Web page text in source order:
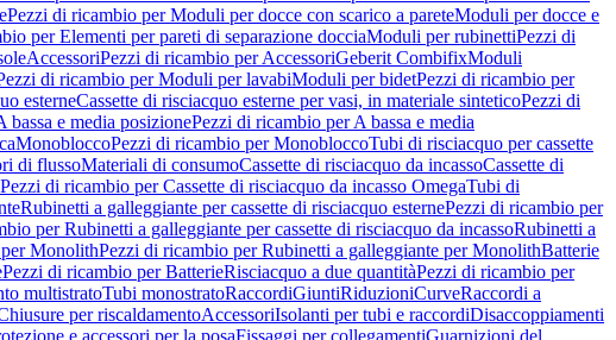
Pezzi di ricambio per Moduli per docce con scarico a pareteModuli per docce e
per Elementi per pareti di separazione docciaModuli per rubinettiPezzi di
AccessoriPezzi di ricambio per AccessoriGeberit CombifixModuli
di ricambio per Moduli per lavabiModuli per bidetPezzi di ricambio per
esterneCassette di risciacquo esterne per vasi, in materiale sinteticoPezzi di
bassa e media posizionePezzi di ricambio per A bassa e media
MonobloccoPezzi di ricambio per MonobloccoTubi di risciacquo per cassette
di flussoMateriali di consumoCassette di risciacquo da incassoCassette di
Pezzi di ricambio per Cassette di risciacquo da incasso OmegaTubi di
Rubinetti a galleggiante per cassette di risciacquo esternePezzi di ricambio per
per Rubinetti a galleggiante per cassette di risciacquo da incassoRubinetti a
MonolithPezzi di ricambio per Rubinetti a galleggiante per MonolithBatterie
Pezzi di ricambio per BatterieRisciacquo a due quantitàPezzi di ricambio per
multistratoTubi monostratoRaccordiGiuntiRiduzioniCurveRaccordi a
per riscaldamentoAccessoriIsolanti per tubi e raccordiDisaccoppiamenti
e accessori per la posaFissaggi per collegamentiGuarnizioni del